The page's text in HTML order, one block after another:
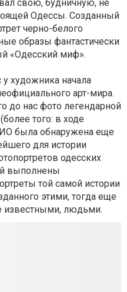
свою, будничную, не
Одессы. Созданный
черно-белого
образы фантастически
«Одесский миф».
художника начала
арт-мира.
до нас фото легендарной
того: в ходе
была обнаружена еще
для истории
одесских
выполнены
той самой истории
этими, тогда еще
известными, людьми.